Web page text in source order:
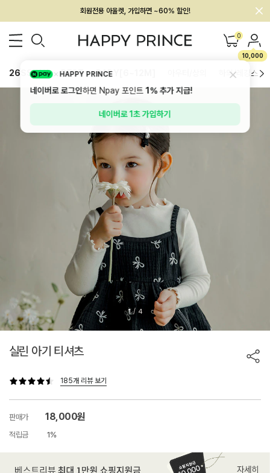
회원전용 아울렛, 가입하면 ~60% 할인!
멤버십 최대 28,000원 혜택 0
10,000
26SS 신상 BEST BABY[6~12M] 하의/레깅스
1 / 4
실린 아기 티셔츠
185개 리뷰 보기
판매가 18,000원
적립금 1%
HAPPY PRINCE
네이버로 로그인하면 Npay 포인트1%추가 지급!
네이버로 1초 가입하기